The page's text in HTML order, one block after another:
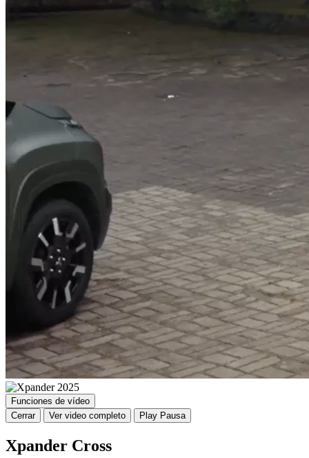
Funciones de vídeo
Cerrar
Ver video completo Play Pausa
Xpander Cross